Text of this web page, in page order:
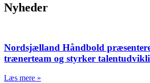
Nyheder
Nordsjælland Håndbold
trænerteam og styrker
Læs mere »